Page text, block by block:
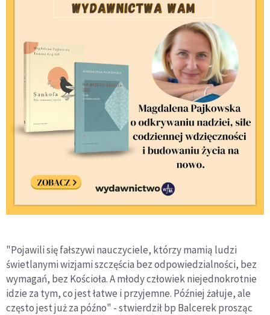
"Pojawili się fałszywi nauczyciele, którzy mamią ludzi
świetlanymi wizjami szczęścia bez odpowiedzialności, bez
wymagań, bez Kościoła. A młody człowiek niejednokrotnie
idzie za tym, co jest łatwe i przyjemne. Później żałuje, ale
często jest już za późno" - stwierdził bp Balcerek prosząc